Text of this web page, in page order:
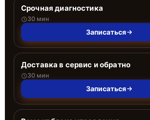
Срочная диагностика
30 мин
Записаться
Доставка в сервис и обратно
30 мин
Записаться